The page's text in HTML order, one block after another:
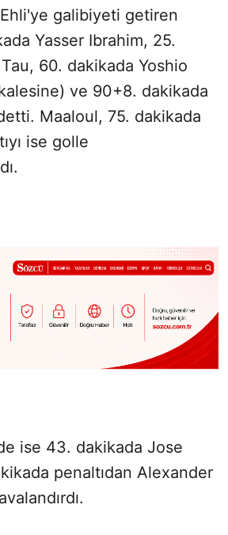
galibiyeti getiren
Yasser Ibrahim, 25.
60. dakikada Yoshio
ve 90+8. dakikada
Maaloul, 75. dakikada
ise golle
ise 43. dakikada Jose
penaltıdan Alexander